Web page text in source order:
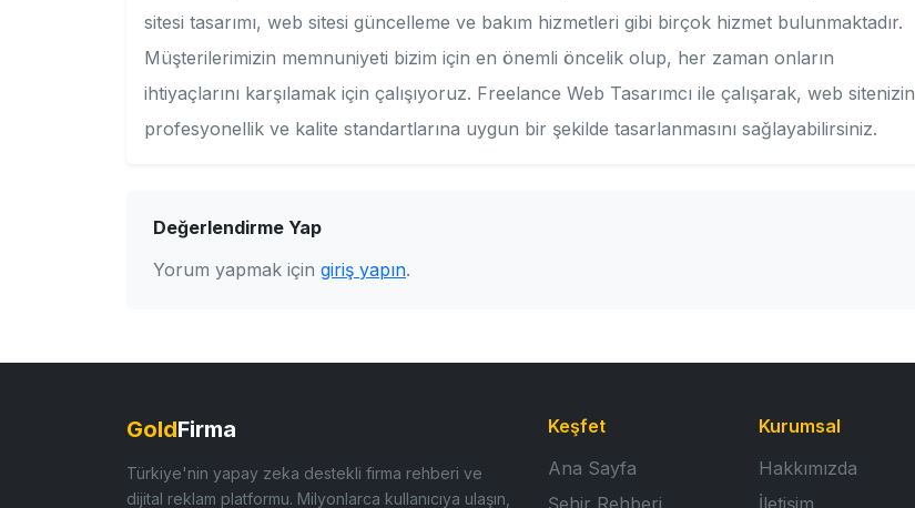
sitesi tasarımı, web sitesi güncelleme ve bakım hizmetleri gibi birçok hizmet bulunmaktadır.
Müşterilerimizin memnuniyeti bizim için en önemli öncelik olup, her zaman onların
ihtiyaçlarını karşılamak için çalışıyoruz. Freelance Web Tasarımcı ile çalışarak, web sitenizin
profesyonellik ve kalite standartlarına uygun bir şekilde tasarlanmasını sağlayabilirsiniz.
Değerlendirme Yap
Yorum yapmak için giriş yapın.
GoldFirma
Türkiye'nin yapay zeka destekli firma rehberi ve
dijital reklam platformu. Milyonlarca kullanıcıya ulaşın,
Keşfet
Ana Sayfa
Kurumsal
Hakkımızda